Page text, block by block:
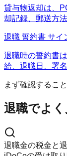
貸与物返却は、
却記録、郵送方
退職 誓約書 サイ
退職時の誓約書
給、退職日、署
まず確認すること
退職でよ
退職金の税金と